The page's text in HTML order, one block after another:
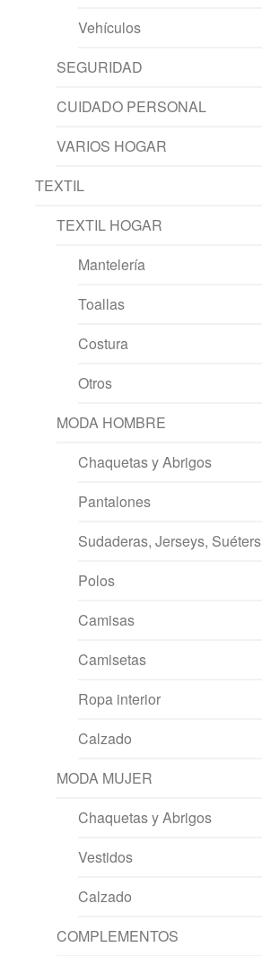
Vehículos
SEGURIDAD
CUIDADO PERSONAL
VARIOS HOGAR
TEXTIL
TEXTIL HOGAR
Mantelería
Toallas
Costura
Otros
MODA HOMBRE
Chaquetas y Abrigos
Pantalones
Sudaderas, Jerseys, Suéters
Polos
Camisas
Camisetas
Ropa interior
Calzado
MODA MUJER
Chaquetas y Abrigos
Vestidos
Calzado
COMPLEMENTOS